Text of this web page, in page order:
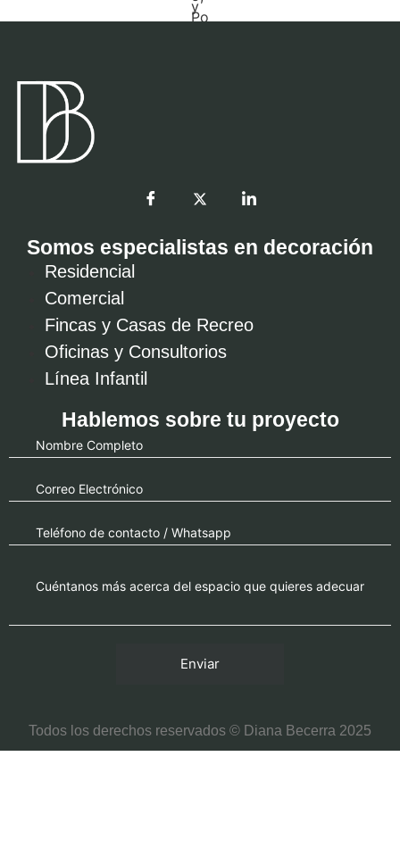
Somos especialistas en decoración
Residencial
Comercial
Fincas y Casas de Recreo
Oficinas y Consultorios
Línea Infantil
Hablemos sobre tu proyecto
Todos los derechos reservados © Diana Becerra 2025